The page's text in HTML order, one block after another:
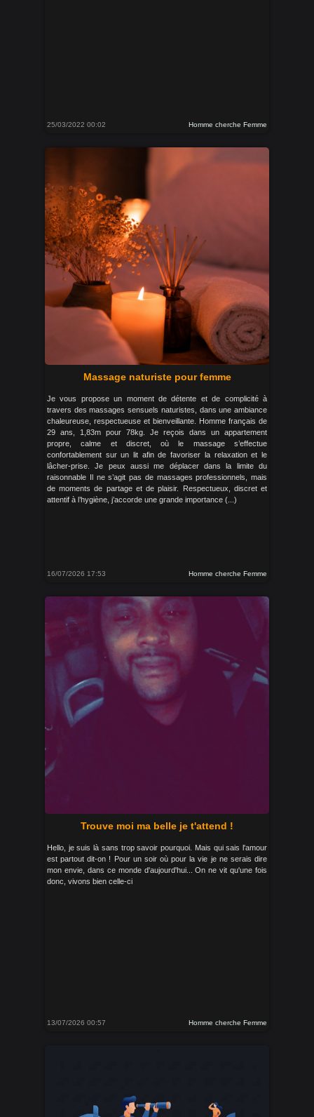
25/03/2022 00:02 Homme cherche Femme
Massage naturiste pour femme
Je vous propose un moment de détente et de complicité à
travers des massages sensuels naturistes, dans une ambiance
chaleureuse, respectueuse et bienveillante. Homme français de
29 ans, 1,83m pour 78kg. Je reçois dans un appartement
propre, calme et discret, où le massage s’effectue
confortablement sur un lit afin de favoriser la relaxation et le
lâcher-prise. Je peux aussi me déplacer dans la limite du
raisonnable Il ne s’agit pas de massages professionnels, mais
de moments de partage et de plaisir. Respectueux, discret et
attentif à l’hygiène, j’accorde une grande importance (...)
16/07/2026 17:53 Homme cherche Femme
Trouve moi ma belle je t'attend !
Hello, je suis là sans trop savoir pourquoi. Mais qui sais l'amour
est partout dit-on ! Pour un soir où pour la vie je ne serais dire
mon envie, dans ce monde d'aujourd'hui... On ne vit qu'une fois
donc, vivons bien celle-ci
13/07/2026 00:57 Homme cherche Femme